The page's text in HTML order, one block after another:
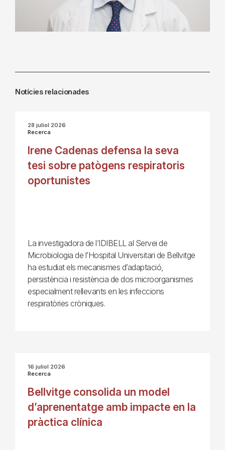
Notícies relacionades
28 juliol 2026
Recerca
Irene Cadenas defensa la seva
tesi sobre patògens respiratoris
oportunistes
La investigadora de l’IDIBELL al Servei de
Microbiologia de l’Hospital Universitari de Bellvitge
ha estudiat els mecanismes d’adaptació,
persistència i resistència de dos microorganismes
especialment rellevants en les infeccions
respiratòries cròniques.
16 juliol 2026
Recerca
Bellvitge consolida un model
d’aprenentatge amb impacte en la
pràctica clínica